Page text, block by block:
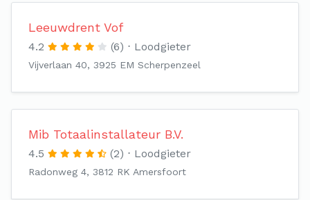
Leeuwdrent Vof
4.2 (6) Loodgieter
Vijverlaan 40, 3925 EM Scherpenzeel
Mib Totaalinstallateur B.V.
4.5 (2) Loodgieter
Radonweg 4, 3812 RK Amersfoort